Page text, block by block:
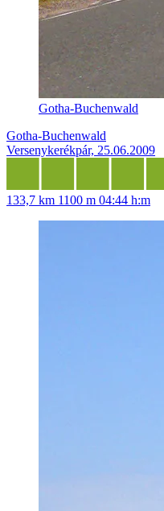
Gotha-Buchenwald
Gotha-Buchenwald
Versenykerékpár, 25.06.2009
133,7 km 1100 m 04:44 h:m